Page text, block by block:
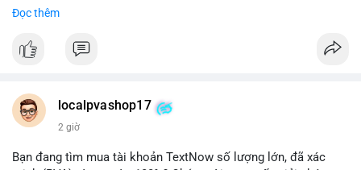
luân chuyển trong một giao dịch duy nhất cho thấy dấu hiệu
bước chuẩn bị cho một lệnh bán lớn trên sàn tập trung, tạo áp
lực giảm ngắn hạn. Ngược lại, nếu dòng tiền hướng về ví lạnh
ánh niềm tin vào xu hướng tăng. Việc theo dõi điểm đến tiếp
Đọc thêm
localpvashop17
2 giờ
Bạn đang tìm mua tài khoản TextNow số lượng lớn, đã xác